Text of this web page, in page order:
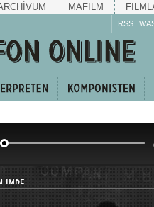
MAFILM
RSS
IMRE